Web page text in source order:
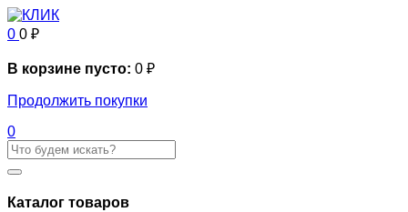
0 0 ₽
В корзине пусто: 0 ₽
Продолжить покупки
0
Каталог товаров